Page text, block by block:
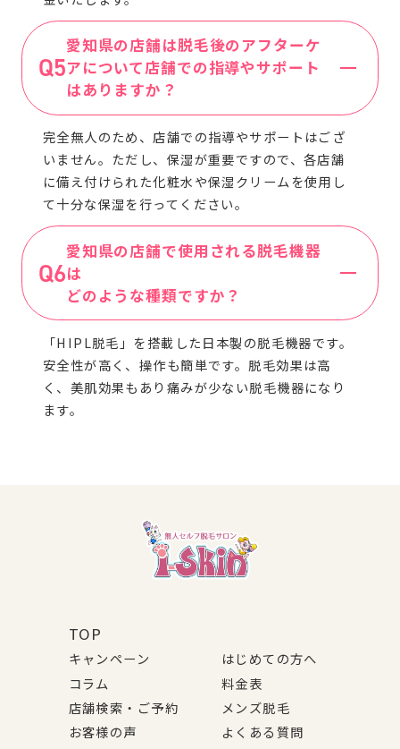
愛知県の店舗は脱毛後のアフターケ
アについて店舗での指導やサポート
はありますか？
完全無人のため、店舗での指導やサポートはござ
いません。ただし、保湿が重要ですので、各店舗
に備え付けられた化粧水や保湿クリームを使用し
て十分な保湿を行ってください。
愛知県の店舗で使用される脱毛機器
は
どのような種類ですか？
「HIPL脱毛」を搭載した日本製の脱毛機器です。
安全性が高く、操作も簡単です。脱毛効果は高
く、美肌効果もあり痛みが少ない脱毛機器になり
ます。
TOP
キャンペーン
はじめての方へ
コラム
料金表
店舗検索・ご予約
メンズ脱毛
お客様の声
よくある質問